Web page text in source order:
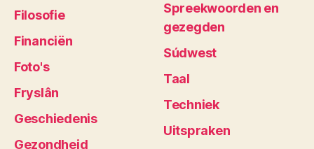
Filosofie
Financiën
Foto's
Fryslân
Geschiedenis
Gezondheid
Spreekwoorden en
gezegden
Súdwest
Taal
Techniek
Uitspraken